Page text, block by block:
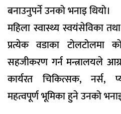
बनाउनुपर्ने उनको भनाइ थियो।
महिला स्वास्थ्य स्वयंसेविका
प्रत्येक वडाका टोलटोलमा
सहजीकरण गर्न मन्त्रालयले
कार्यरत चिकित्सक, नर्स,
महत्वपूर्ण भूमिका हुने उनको